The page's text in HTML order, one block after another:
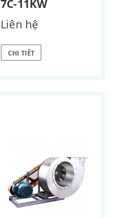
7C-11KW
Liên hệ
CHI TIẾT